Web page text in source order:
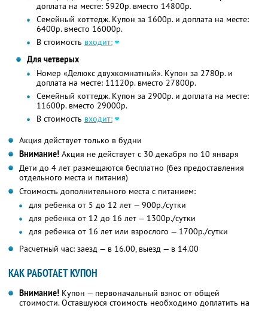
доплата на месте: 5920р. вместо 14800р.
Семейный коттедж. Купон за 1600р. и доплата на месте:
6400р. вместо 16000р.
В стоимость входит:
Для четверых
Номер «Делюкс двухкомнатный». Купон за 2780р. и
доплата на месте: 11120р. вместо 27800р.
Семейный коттедж. Купон за 2900р. и доплата на месте:
11600р. вместо 29000р.
В стоимость входит:
Акция действует только в будни
Внимание! Акция не действует с 30 декабря по 10 января
Дети до 4 лет размещаются бесплатно (без предоставления
отдельного места и питания)
Стоимость дополнительного места с питанием:
для ребенка от 5 до 12 лет — 900р./сутки
для ребенка от 12 до 16 лет — 1300р./сутки
для ребенка от 16 лет или взрослого — 1700р./сутки
Расчетный час: заезд — в 16.00, выезд — в 14.00
КАК РАБОТАЕТ КУПОН
Внимание! Купон — первоначальный взнос от общей
стоимости. Оставшуюся стоимость необходимо доплатить на